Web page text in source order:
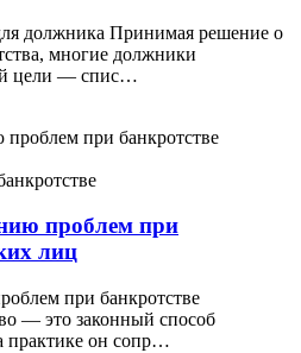
должника Принимая решение о
многие должники
цели — спис…
проблем при
лиц
при банкротстве
— это законный способ
практике он сопр…